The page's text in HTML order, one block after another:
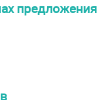
предложения